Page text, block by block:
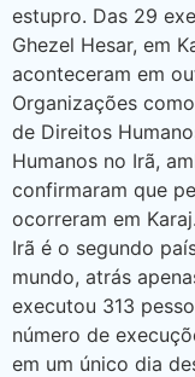
estupro. Das 29
Ghezel Hesar, em
aconteceram em
Organizações
de Direitos
Humanos no Irã,
confirmaram que
ocorreram em
Irã é o segundo
mundo, atrás
executou 313
número de
em um único dia